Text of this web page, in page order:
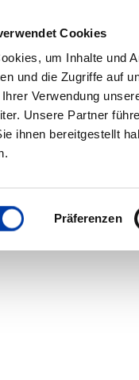
Cookies
um Inhalte und
und die Zugriffe auf
Verwendung
Unsere Partner
ihnen bereitgestellt
Präferenzen